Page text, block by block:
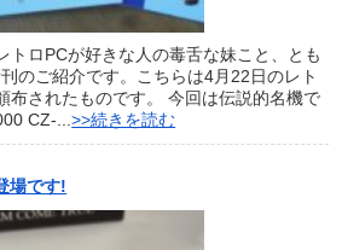
トロPCが好きな人の毒舌な妹こと、とも
のご紹介です。こちらは4月22日のレト
布されたものです。 今回は伝説的名機で
CZ-...>>続きを読む
場です!